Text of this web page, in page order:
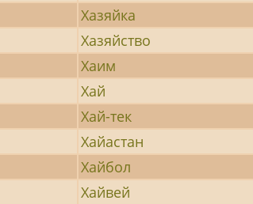
Хазяйка
Хазяйство
Хаим
Хай
Хай-тек
Хайастан
Хайбол
Хайвей